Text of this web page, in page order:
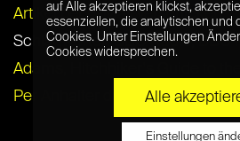
Artikel per E-Mail verschicken
Schlagwörter:BBC Radio,BBC
Adams
Per Anhalter durch die Galaxis,
auf Alle akzeptieren klickst,
essenziellen, die analytischen und
Cookies. Unter Einstellungen
Cookies widersprechen.
Alle
Einstellungen